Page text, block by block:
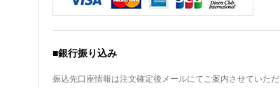
■銀行振り込み
振込先口座情報は注文確定後メールにてご案内させていただ